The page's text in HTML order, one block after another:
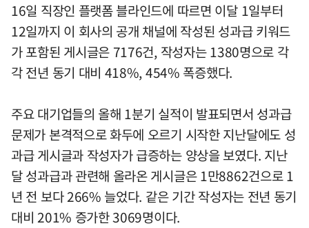
16일 직장인 플랫폼 블라인드에 따르면 이달 1일부터
12일까지 이 회사의 공개 채널에 작성된 성과급 키워드
가 포함된 게시글은 7176건, 작성자는 1380명으로 각
각 전년 동기 대비 418%, 454% 폭증했다.
주요 대기업들의 올해 1분기 실적이 발표되면서 성과급
문제가 본격적으로 화두에 오르기 시작한 지난달에도 성
과급 게시글과 작성자가 급증하는 양상을 보였다. 지난
달 성과급과 관련해 올라온 게시글은 1만8862건으로 1
년 전 보다 266% 늘었다. 같은 기간 작성자는 전년 동기
대비 201% 증가한 3069명이다.